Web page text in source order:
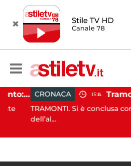
Stile TV HD
Canale 78
Incidente agricolo nel Cilento: trattore si ribalta, muore 71enne CRONACA 15:14
TRAMONTI. Si è conclusa con
dell’al...